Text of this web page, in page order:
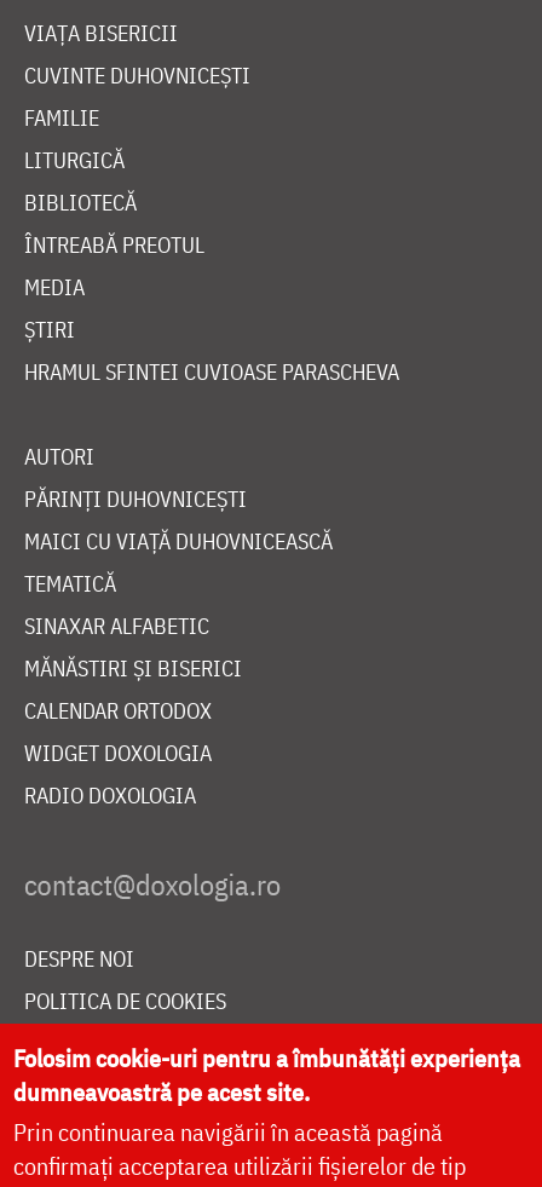
VIAȚA BISERICII
CUVINTE DUHOVNICEȘTI
FAMILIE
LITURGICĂ
BIBLIOTECĂ
ÎNTREABĂ PREOTUL
MEDIA
ȘTIRI
HRAMUL SFINTEI CUVIOASE PARASCHEVA
AUTORI
PĂRINȚI DUHOVNICEȘTI
MAICI CU VIAȚĂ DUHOVNICEASCĂ
TEMATICĂ
SINAXAR ALFABETIC
MĂNĂSTIRI ȘI BISERICI
CALENDAR ORTODOX
WIDGET DOXOLOGIA
RADIO DOXOLOGIA
DESPRE NOI
POLITICA DE COOKIES
DONEAZĂ ONLINE PENTRU CATEDRALA NAȚIONALĂ
LIVE
Folosim cookie-uri pentru a îmbunătăți experiența
dumneavoastră pe acest site.
Prin continuarea navigării în această pagină
confirmați acceptarea utilizării fișierelor de tip